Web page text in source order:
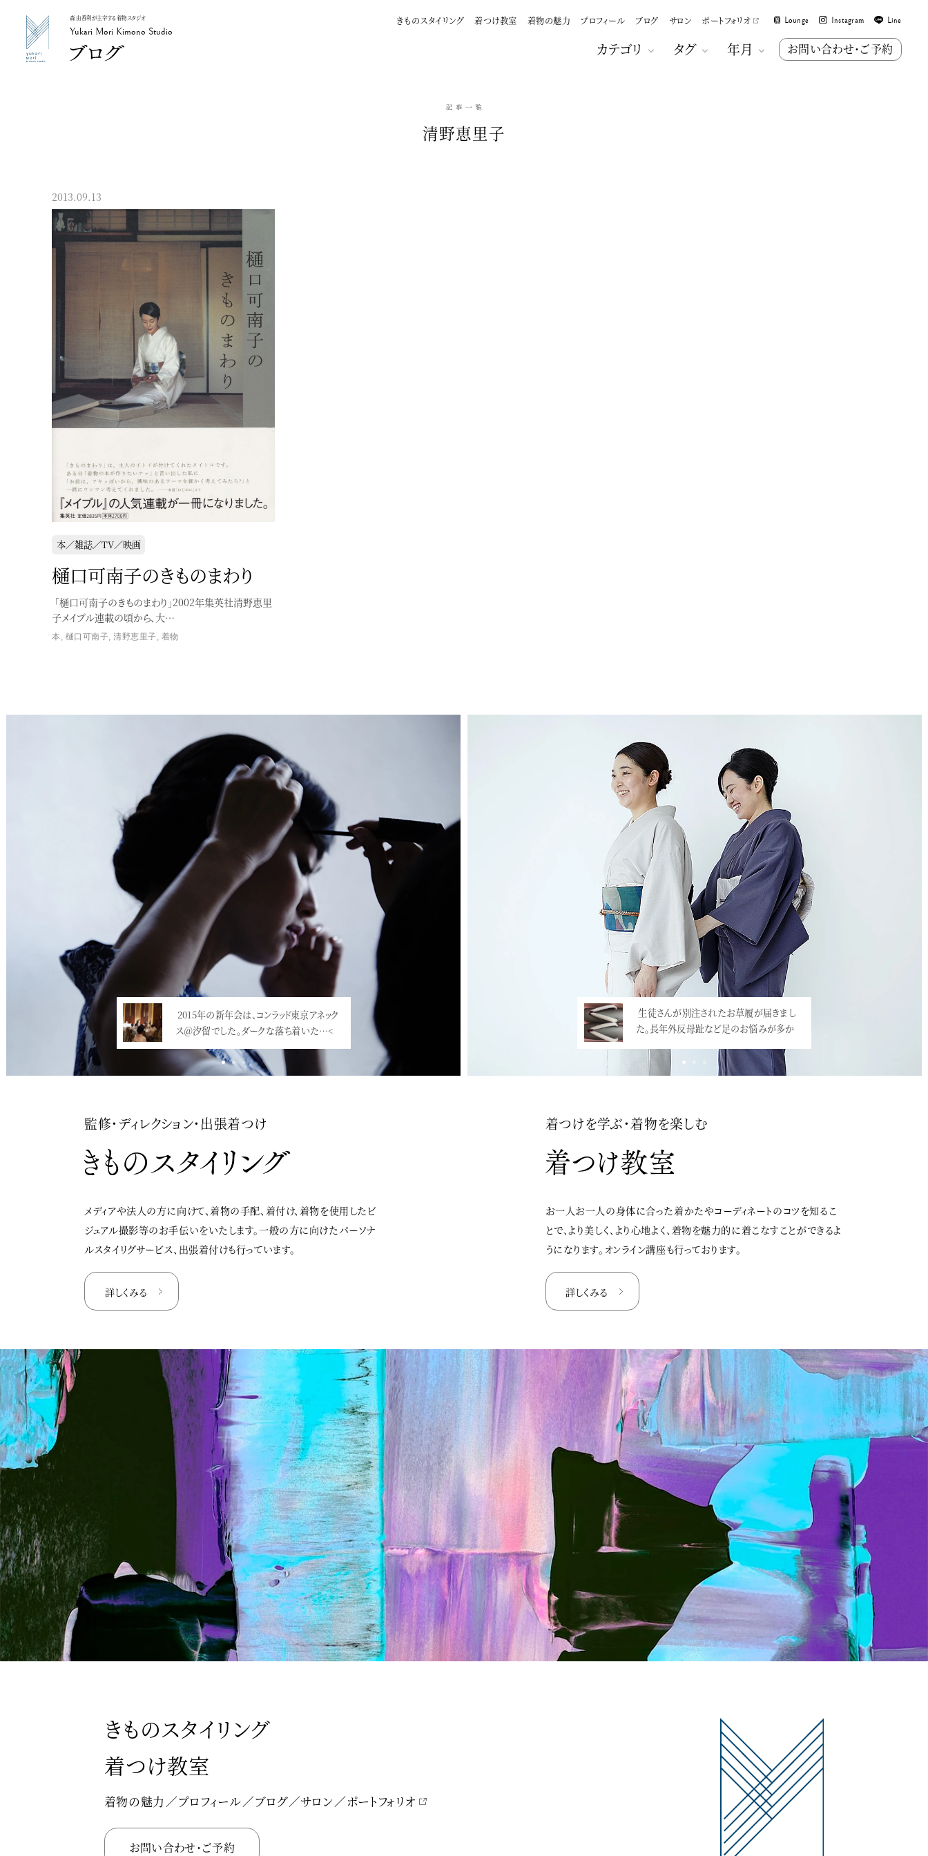
Yukari Mori Kimono Studio
森 由香利が主宰する着物スタジオ
Yukari Mori Kimono Studio
きものスタイリング 着つけ教室 着物の魅力 プロフィール ブログ サロン ポートフォリオ Lounge Instagram Line
カテゴリ タグ 年月 お問い合わせ・ご予約
清野恵里子
2013.09.13
本／雑誌／TV／映画
樋口可南子のきものまわり
「樋口可南子のきものまわり」2002年集英社清野恵里
子メイプル連載の頃から、大…
本 , 樋口可南子,清野恵里子, 着物
監修・ディレクション・出張着つけ
メディアや法人の方に向けて、着物の手配、着付け、着物を使用したビ
ジュアル撮影等のお手伝いをいたします。一般の方に向けたパーソナ
ルスタイリグサービス、出張着付けも行っています。
詳しくみる
2015年の新年会は、コンラッド東京アネック
ス＠汐留でした。ダークな落ち着いた…<
着つけを学ぶ・着物を楽しむ
お一人お一人の身体に合った着かたやコーディネートのコツを知るこ
とで、より美しく、より心地よく、着物を魅力的に着こなすことができるよ
うになります。オンライン講座も行っております。
詳しくみる
生徒さんが別注されたお草履が届きまし
た。長年外反母趾など足のお悩みが多か
きものスタイリング
着つけ教室
着物の魅力 プロフィール ブログ サロン ポートフォリオ
お問い合わせ・ご予約